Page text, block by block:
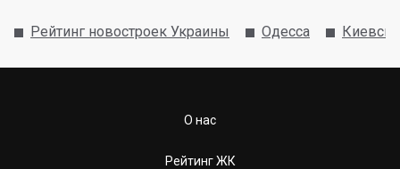
Рейтинг новостроек Украины Одесса
О нас
Рейтинг ЖК